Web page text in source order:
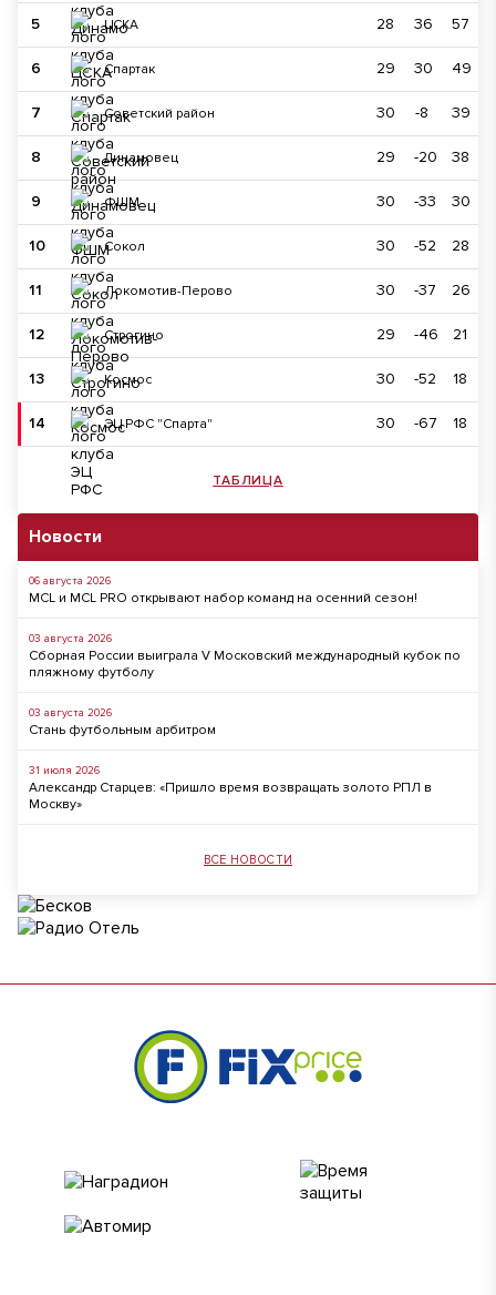
5 ЦСКА 28 36 57
6 Спартак 29 30 49
7 Советский район 30 -8 39
8 Динамовец 29 -20 38
9 ФШМ 30 -33 30
10 Сокол 30 -52 28
11 Локомотив-Перово 30 -37 26
12 Строгино 29 -46 21
13 Космос 30 -52 18
14 ЭЦ РФС "Спарта" 30 -67 18
ТАБЛИЦА
Новости
06 августа 2026
MCL и MCL PRO открывают набор команд на осенний сезон!
03 августа 2026
Сборная России выиграла V Московский международный кубок по
пляжному футболу
03 августа 2026
Стань футбольным арбитром
31 июля 2026
Александр Старцев: «Пришло время возвращать золото РПЛ в
Москву»
ВСЕ НОВОСТИ